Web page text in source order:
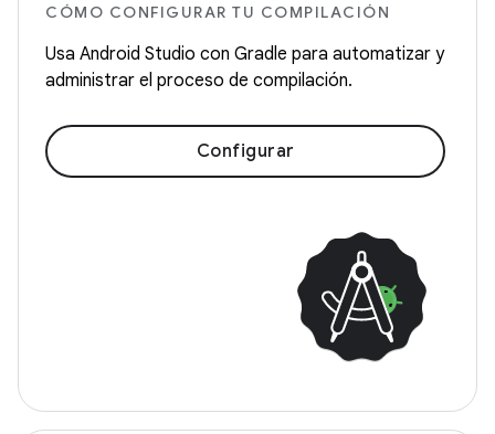
CÓMO CONFIGURAR TU COMPILACIÓN
Usa Android Studio con Gradle para automatizar y
administrar el proceso de compilación.
Configurar